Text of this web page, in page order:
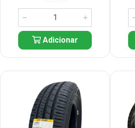
Adicionar